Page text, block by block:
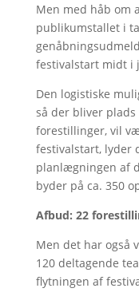
Men med håb om
publikumstallet i
festivalstart midt i
Den logistiske
så der bliver
forestillinger, vil
festivalstart, lyder
planlægningen af
byder på ca. 350
Afbud: 22
Men det har også
120 deltagende
flytningen af